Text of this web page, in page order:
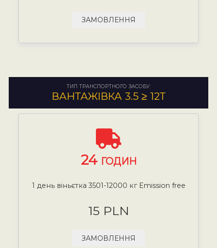
ЗАМОВЛЕННЯ
ТИП ТРАНСПОРТНОГО ЗАСОБУ:
ВАНТАЖІВКА 3.5 ≥ 12Т
24 ГОДИН
1 день віньєтка 3501-12000 кг Emission free
15 PLN
ЗАМОВЛЕННЯ